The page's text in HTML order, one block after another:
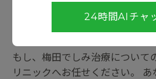
い」「自分のしみの種類を知り
もし、梅田でしみ治療について
リニックへお任せください。
24時間AIチャ